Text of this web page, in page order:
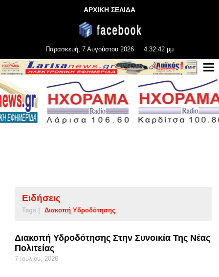
ΑΡΧΙΚΗ ΣΕΛΙΔΑ
Παρασκευή, 7 Αυγούστου 2026 4:32:42 μμ
Ειδήσεις
Tags | Διακοπή Υδροδότησης
Διακοπή Υδροδότησης Στην Συνοικία Της Νέας
Πολιτείας
7 Ιουλίου, 2026